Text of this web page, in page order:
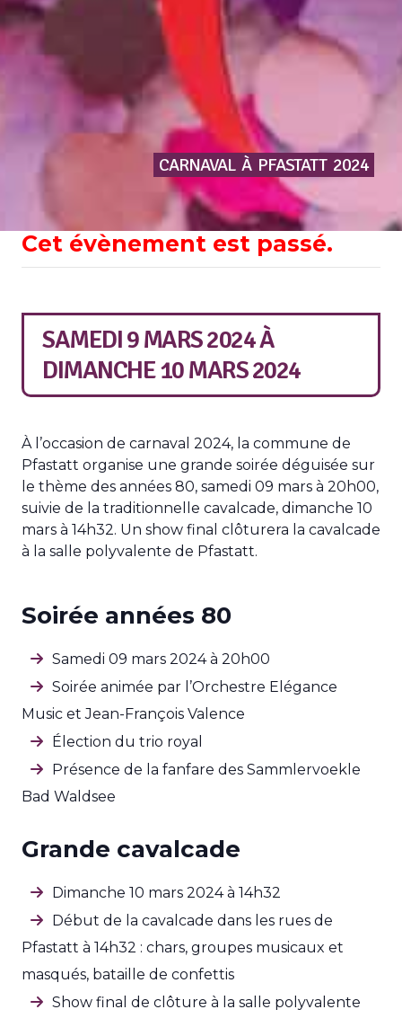
CARNAVAL À PFASTATT 2024
Cet évènement est passé.
SAMEDI 9 MARS 2024À
DIMANCHE 10 MARS 2024
À l’occasion de carnaval 2024, la commune de
Pfastatt organise une grande soirée déguisée sur
le thème des années 80, samedi 09 mars à 20h00,
suivie de la traditionnelle cavalcade, dimanche 10
mars à 14h32. Un show final clôturera la cavalcade
à la salle polyvalente de Pfastatt.
Soirée années 80
Samedi 09 mars 2024 à 20h00
Soirée animée par l’Orchestre Elégance
Music et Jean-François Valence
Élection du trio royal
Présence de la fanfare des Sammlervoekle
Bad Waldsee
Grande cavalcade
Dimanche 10 mars 2024 à 14h32
Début de la cavalcade dans les rues de
Pfastatt à 14h32 : chars, groupes musicaux et
masqués, bataille de confettis
Show final de clôture à la salle polyvalente